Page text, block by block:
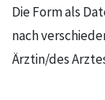
Die Form als
nach
Ärztin/des